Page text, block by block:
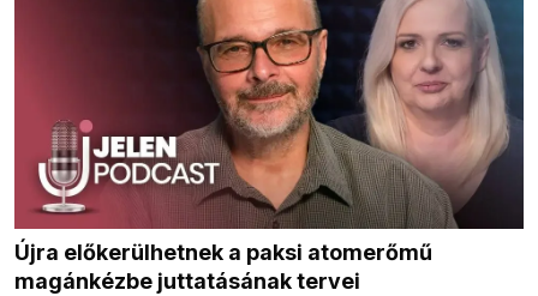
Újra előkerülhetnek a paksi atomerőmű
magánkézbe juttatásának tervei